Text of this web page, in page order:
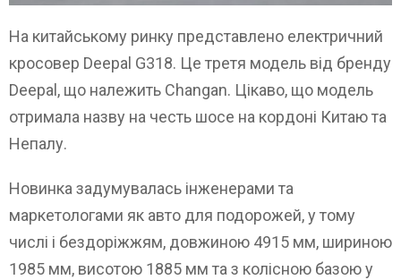
На китайському ринку представлено електричний
кросовер Deepal G318. Це третя модель від бренду
Deepal, що належить Changan. Цікаво, що модель
отримала назву на честь шосе на кордоні Китаю та
Непалу.
Новинка задумувалась інженерами та
маркетологами як авто для подорожей, у тому
числі і бездоріжжям, довжиною 4915 мм, шириною
1985 мм, висотою 1885 мм та з колісною базою у